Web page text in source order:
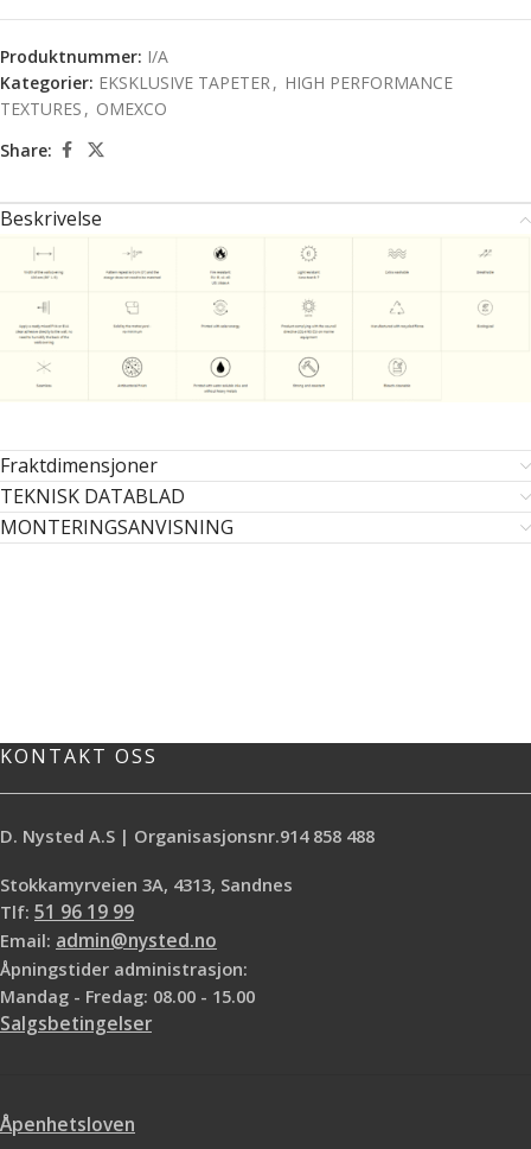
Produktnummer: I/A
Kategorier: EKSKLUSIVE TAPETER, HIGH PERFORMANCE
TEXTURES , OMEXCO
Share:
Beskrivelse
Fraktdimensjoner
TEKNISK DATABLAD
MONTERINGSANVISNING
KONTAKT OSS
D. Nysted A.S | Organisasjonsnr.914 858 488
Stokkamyrveien 3A, 4313, Sandnes
Tlf: 51 96 19 99
Email: admin@nysted.no
Åpningstider administrasjon:
Mandag - Fredag: 08.00 - 15.00
Salgsbetingelser
Åpenhetsloven